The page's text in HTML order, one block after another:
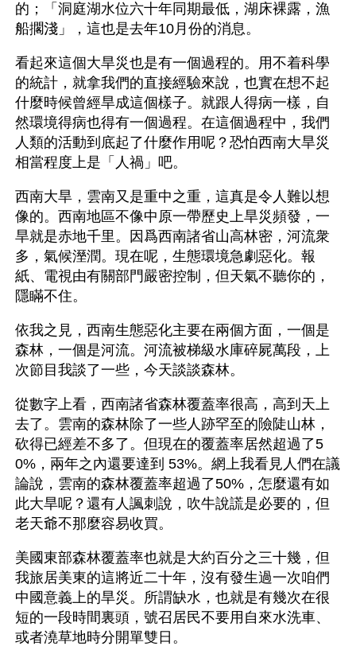
的；「洞庭湖水位六十年同期最低，湖床裸露，漁
船擱淺」，這也是去年10月份的消息。
看起來這個大旱災也是有一個過程的。用不着科學
的統計，就拿我們的直接經驗來說，也實在想不起
什麼時候曾經旱成這個樣子。就跟人得病一樣，自
然環境得病也得有一個過程。在這個過程中，我們
人類的活動到底起了什麼作用呢？恐怕西南大旱災
相當程度上是「人禍」吧。
西南大旱，雲南又是重中之重，這真是令人難以想
像的。西南地區不像中原一帶歷史上旱災頻發，一
旱就是赤地千里。因爲西南諸省山高林密，河流衆
多，氣候溼潤。現在呢，生態環境急劇惡化。報
紙、電視由有關部門嚴密控制，但天氣不聽你的，
隱瞞不住。
依我之見，西南生態惡化主要在兩個方面，一個是
森林，一個是河流。河流被梯級水庫碎屍萬段，上
次節目我談了一些，今天談談森林。
從數字上看，西南諸省森林覆蓋率很高，高到天上
去了。雲南的森林除了一些人跡罕至的險陡山林，
砍得已經差不多了。但現在的覆蓋率居然超過了5
0%，兩年之內還要達到 53%。網上我看見人們在議
論說，雲南的森林覆蓋率超過了50%，怎麼還有如
此大旱呢？還有人諷刺說，吹牛說謊是必要的，但
老天爺不那麼容易收買。
美國東部森林覆蓋率也就是大約百分之三十幾，但
我旅居美東的這將近二十年，沒有發生過一次咱們
中國意義上的旱災。所謂缺水，也就是有幾次在很
短的一段時間裏頭，號召居民不要用自來水洗車、
或者澆草地時分開單雙日。